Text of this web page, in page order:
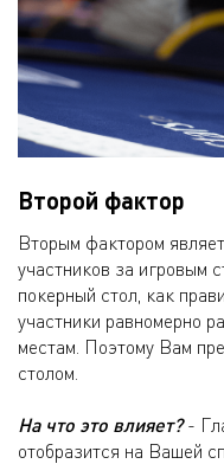
Второй фактор
Вторым фактором
участников за игровым
покерный стол, как
участники равномерно
местам. Поэтому Вам
столом.
На что это влияет?-
отобразится на Вашей